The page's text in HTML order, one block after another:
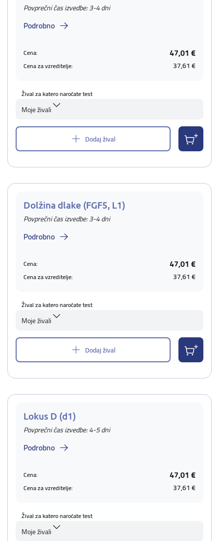
Povprečni čas izvedbe: 3-4 dni
Podrobno
Cena: 47,01 €
Cena za vzreditelje: 37,61 €
Žival za katero naročate test
Moje živali
Dodaj žival
Dolžina dlake (FGF5, L1)
Povprečni čas izvedbe: 3-4 dni
Podrobno
Cena: 47,01 €
Cena za vzreditelje: 37,61 €
Žival za katero naročate test
Moje živali
Dodaj žival
Lokus D (d1)
Povprečni čas izvedbe: 4-5 dni
Podrobno
Cena: 47,01 €
Cena za vzreditelje: 37,61 €
Žival za katero naročate test
Moje živali